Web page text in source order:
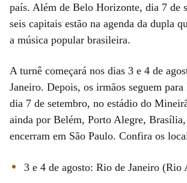
país. Além de Belo Horizonte, dia 7 de
seis capitais estão na agenda da dupla
a música popular brasileira.
A turnê começará nos dias 3 e 4 de
Janeiro. Depois, os irmãos seguem
dia 7 de setembro, no estádio do
ainda por Belém, Porto Alegre,
encerram em São Paulo. Confira os
3 e 4 de agosto: Rio de Janeiro (Rio